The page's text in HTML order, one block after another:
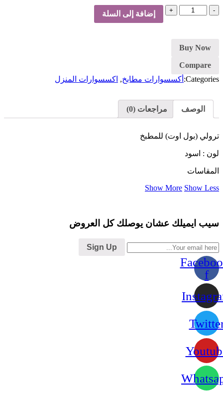
كمية
إضافة إلى السلة
Buy Now
Compare
Categories: أكسسوارات مطابخ, اكسسوارات المنزل
الوصف مراجعات (0)
ترولي (بول اوت) للمطبخ
لون : اسود
المقاسات
Show More Show Less
سيب ايميلك عشان يوصلك كل العروض
Sign Up
f